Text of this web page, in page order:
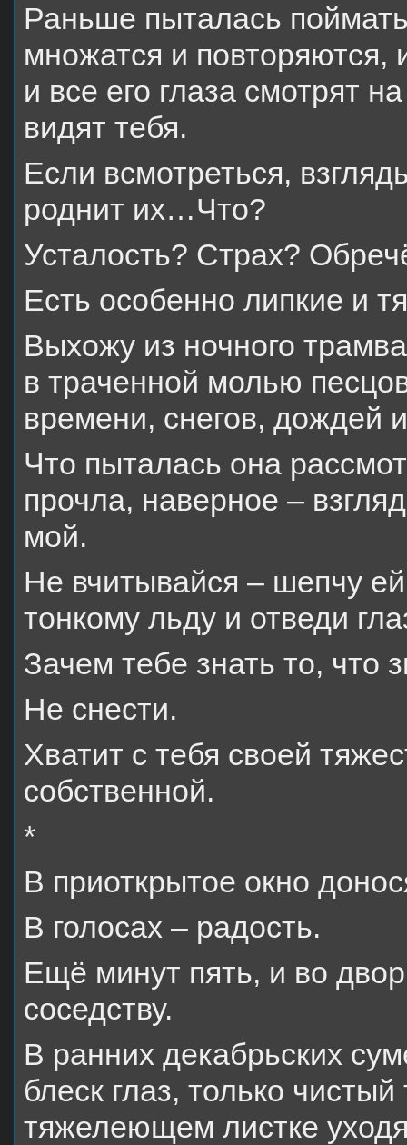
Раньше пыталась
множатся и повторяются,
и все его глаза смотрят
видят тебя.
Если всмотреться,
роднит их…Что?
Усталость? Страх?
Есть особенно липкие и
Выхожу из ночного
в траченной молью
времени, снегов, дождей
Что пыталась она
прочла, наверное –
мой.
Не вчитывайся – шепчу
тонкому льду и отведи
Зачем тебе знать то, что
Не снести.
Хватит с тебя своей
собственной.
*
В приоткрытое окно
В голосах – радость.
Ещё минут пять, и во
соседству.
В ранних декабрьских
блеск глаз, только
тяжелеющем листке